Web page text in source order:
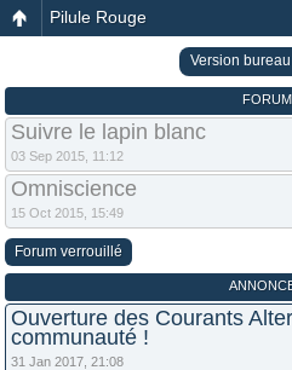
Pilule Rouge
Version
Suivre le lapin blanc
03 Sep 2015, 11:12
Omniscience
15 Oct 2015, 15:49
Forum verrouillé
Ouverture des Courants
communauté !
31 Jan 2017, 21:08